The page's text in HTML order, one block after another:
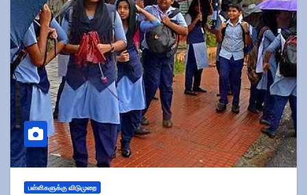
பள்ளிகளுக்கு விடுமுறை